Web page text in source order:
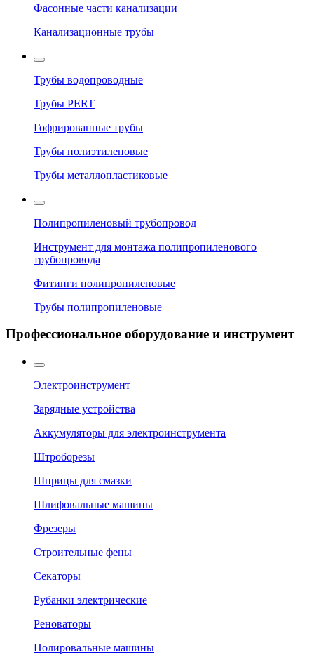
Фасонные части канализации
Канализационные трубы
Трубы водопроводные
Трубы PERT
Гофрированные трубы
Трубы полиэтиленовые
Трубы металлопластиковые
Полипропиленовый трубопровод
Инструмент для монтажа полипропиленового
трубопровода
Фитинги полипропиленовые
Трубы полипропиленовые
Профессиональное оборудование и инструмент
Электроинструмент
Зарядные устройства
Аккумуляторы для электроинструмента
Штроборезы
Шприцы для смазки
Шлифовальные машины
Фрезеры
Строительные фены
Секаторы
Рубанки электрические
Реноваторы
Полировальные машины